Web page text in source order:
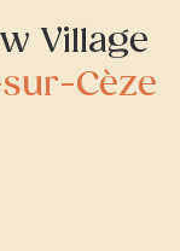
Village
Cèze